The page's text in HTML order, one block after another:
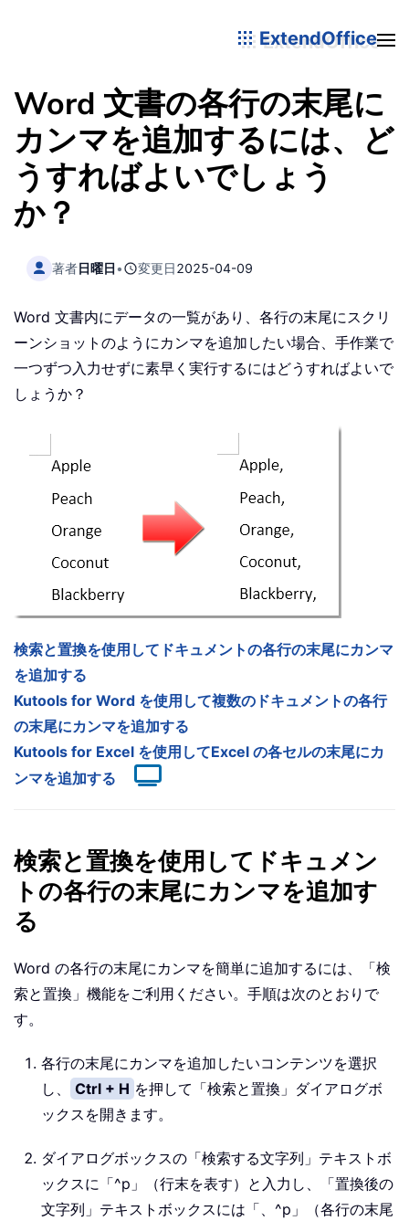
ExtendOffice
Word 文書の各行の末尾に
カンマを追加するには、ど
うすればよいでしょう
か？
著者日曜日• 変更日2025-04-09
Word 文書内にデータの一覧があり、各行の末尾にスクリ
ーンショットのようにカンマを追加したい場合、手作業で
一つずつ入力せずに素早く実行するにはどうすればよいで
しょうか？
検索と置換を使用してドキュメントの各行の末尾にカンマ
を追加する
Kutools for Word を使用して複数のドキュメントの各行
の末尾にカンマを追加する
Kutools for Excel を使用してExcel の各セルの末尾にカ
ンマを追加する
検索と置換を使用してドキュメン
トの各行の末尾にカンマを追加す
る
Word の各行の末尾にカンマを簡単に追加するには、「検
索と置換」機能をご利用ください。手順は次のとおりで
す。
各行の末尾にカンマを追加したいコンテンツを選択
し、
Ctrl + H を押して「検索と置換」ダイアログボ
ックスを開きます。
ダイアログボックスの「検索する文字列」テキストボ
ックスに「^p」（行末を表す）と入力し、「置換後の
文字列」テキストボックスには「、^p」（各行の末尾